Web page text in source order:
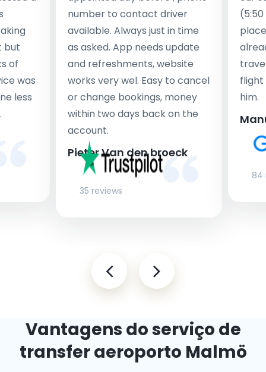
but
of
was
less
number to contact driver
available. Always just in time
as asked. App needs update
and refreshments, website
works very wel. Easy to cancel
or change bookings, money
within two days back on the
account.
Pieter Van den broeck
35 reviews
flight
him.
84
Vantagens do serviço de
transfer aeroporto Malmö